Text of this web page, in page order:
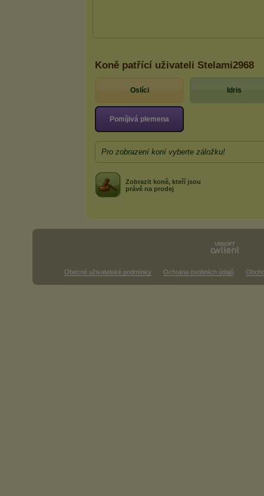
Koně patřící uživateli Stelami2968
Oslíci Idris
Pomíjivá plemena
Pro zobrazení koní vyberte záložku!
Zobrazit koně, kteří jsou
právě na prodej
Obecné uživatelské podmínky Ochrana osobních údajů